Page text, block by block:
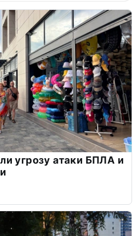
угрозу атаки БПЛА и